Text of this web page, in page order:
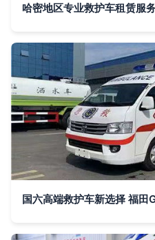
哈密地区专业救护车租赁服
国六高端救护车新选择 福田